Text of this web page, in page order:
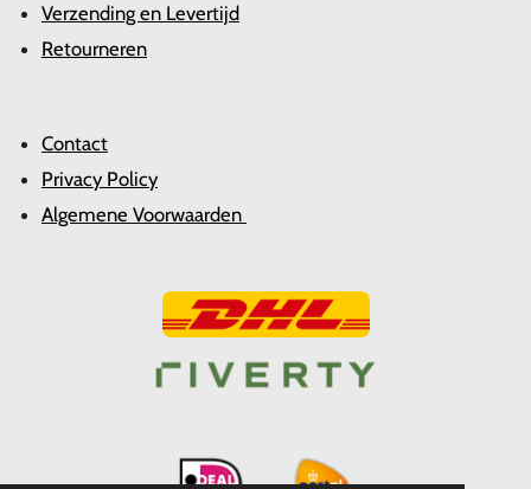
Verzending en Levertijd
Retourneren
Contact
Privacy Policy
Algemene Voorwaarden